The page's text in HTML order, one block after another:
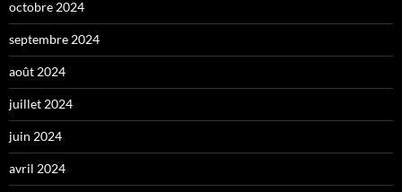
octobre 2024
septembre 2024
août 2024
juillet 2024
juin 2024
avril 2024